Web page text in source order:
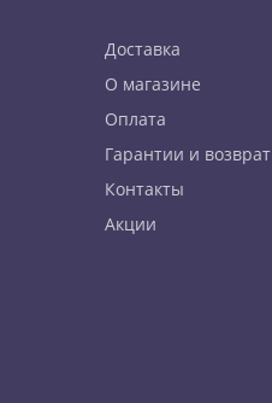
Доставка
О магазине
Оплата
Гарантии и возврат
Контакты
Акции